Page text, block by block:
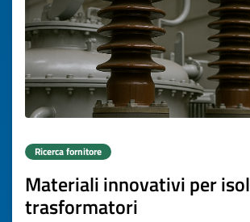
Ricerca fornitore
Materiali innovativi per
trasformatori